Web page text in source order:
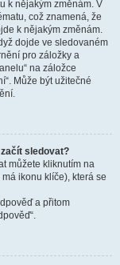
k nějakým změnám. V
což znamená, že
k nějakým změnám.
dojde ve sledovaném
pro záložky a
na záložce
Může být užitečné
sledovat?
můžete kliknutím na
ikonu klíče), která se
a přitom